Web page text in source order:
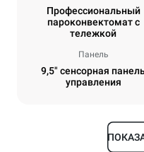
Профессиональный
пароконвектомат с
тележкой
Панель
9,5" сенсорная
управления